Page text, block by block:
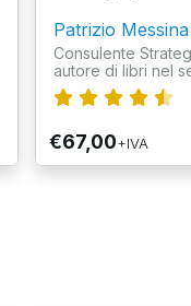
Patrizio Messina
Consulente
autore di libri nel
€67,00+IVA